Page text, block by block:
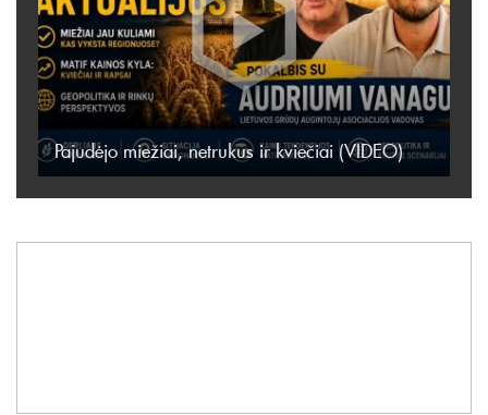
Pajudėjo miežiai, netrukus ir kviečiai (VIDEO)